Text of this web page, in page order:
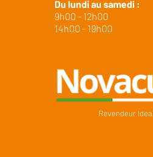
Du lundi au samedi :
9h00 - 12h00
14h00 - 19h00
Revendeur